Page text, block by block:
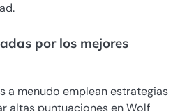
por los mejores
a menudo emplean estrategias